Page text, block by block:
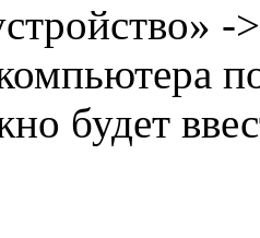
будет